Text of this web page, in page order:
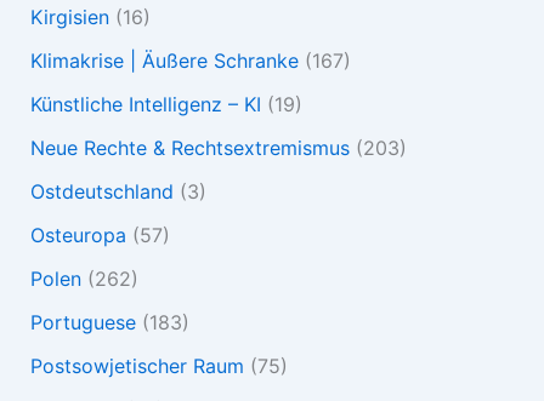
Kirgisien(16)
Klimakrise | Äußere Schranke(167)
Künstliche Intelligenz – KI (19)
Neue Rechte & Rechtsextremismus(203)
Ostdeutschland (3)
Osteuropa (57)
Polen(262)
Portuguese(183)
Postsowjetischer Raum (75)